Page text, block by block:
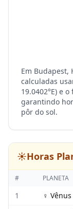
Em Budapest,
calculadas
19.0402°E) e
garantindo
pôr do sol.
☀️Horas
# PLANETA
1 ♀ Vênus